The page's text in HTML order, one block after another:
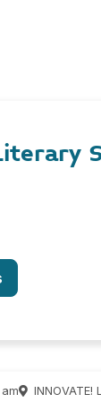
INNOVATE!